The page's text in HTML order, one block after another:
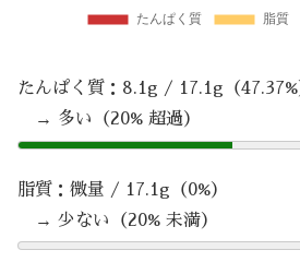
たんぱく質：8.1g / 17.1g（47.37%
→ 多い（20% 超過）
脂質：微量 / 17.1g（0%）
→ 少ない（20% 未満）